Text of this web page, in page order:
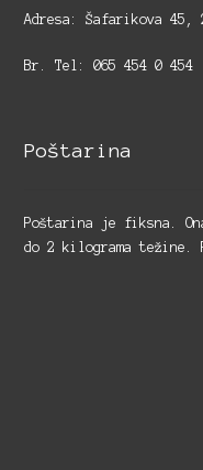
Adresa: Šafarikova 45,
Br. Tel: 065 454 0 454
Poštarina
Poštarina je fiksna.
do 2 kilograma težine.